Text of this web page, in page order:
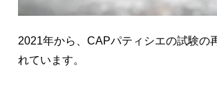
2021年から、CAPパティシエの試験の
れています。